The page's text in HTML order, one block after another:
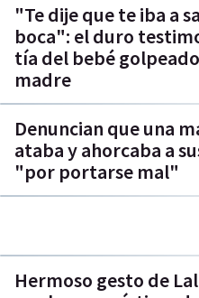
"Te dije que te iba a
boca": el duro
tía del bebé
madre
Denuncian que una
ataba y ahorcaba a
"por portarse mal"
Hermoso gesto de